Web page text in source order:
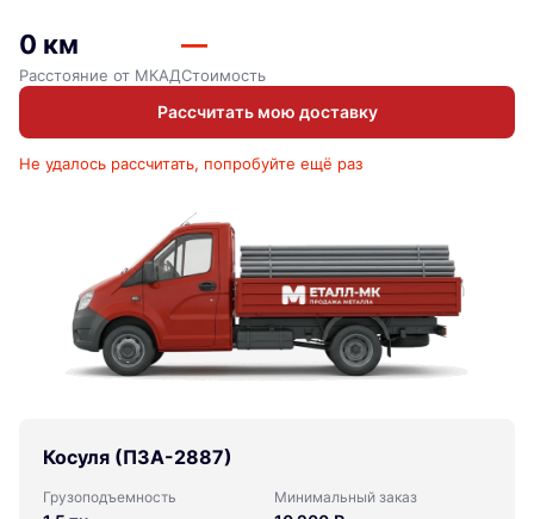
0 км
Расстояние от МКАД
—
Стоимость
Рассчитать мою доставку
Не удалось рассчитать, попробуйте ещё раз
Косуля (ПЗА-2887)
Грузоподъемность Минимальный заказ